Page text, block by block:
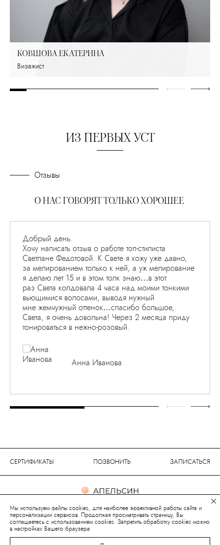
КОВШОВА ЕКАТЕРИНА
Визажист
ИЗ ПЕРВЫХ УСТ
Отзывы
О НАС ГОВОРЯТ ТОЛЬКО ХОРОШЕЕ
Добрый день.
Хочу написать отзыв о работе топ-стилиста
Светлане Федотовой. К Свете я хожу уже давно,
за мелированием только к ней, а уж мелирование
я делаю лет 15 и в этом толк знаю…в этот
раз Света колдовала 4 часа над моими тонкими
вьющимися волосами, выводя нужный
мне жемчужный оттенок…спасибо большое,
Света, я очень довольна! Через 2 месяца приду
тонироваться в нежно-розовый.
Анна Иванова
СЕРТИФИКАТЫ ПОЗВОНИТЬ ЗАПИСАТЬСЯ
(с) с 2003 года
Мы используем файлы cookies, для наиболее эффективной работы сайта и
персонализации сервисов. Продолжая просматривать страницу, Вы
соглашаетесь с использованием cookies. Запретить обработку cookies можно
в настройках Вашего браузера